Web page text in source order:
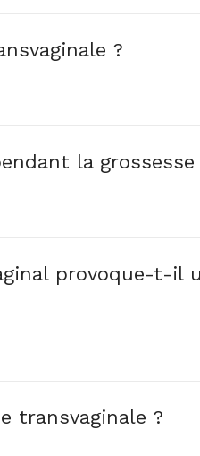
?
la grossesse
provoque-t-il
transvaginale ?